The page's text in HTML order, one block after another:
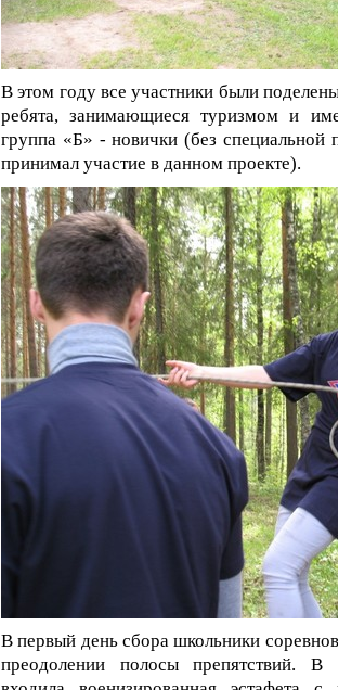
В этом году все участники были
ребята, занимающиеся туризмом и
группа «Б» - новички (без специальной
принимал участие в данном проекте).
В первый день сбора школьники
преодолении полосы препятствий. В